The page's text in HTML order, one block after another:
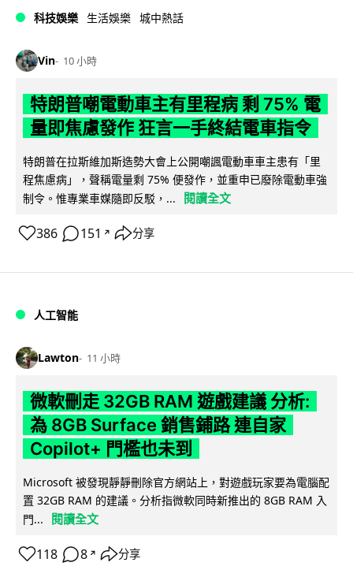
科技娛樂 生活娛樂 城中熱話
Vin 10 小時
特朗普嘲電動車主有里程病 剩 75% 電
量即焦慮發作 狂言一手終結電車指令
特朗普在拉斯維加斯造勢大會上公開嘲諷電動車車主患有「里
程焦慮病」，聲稱電量剩 75% 便發作，並重申已廢除電動車強
制令。惟專業車媒隨即反駁，...
閱讀全文
386 151 ↗ 分享
人工智能
Lawton 11 小時
微軟刪走 32GB RAM 遊戲建議 分析:
為 8GB Surface 銷售鋪路 連自家
Copilot+ 門檻也未到
Microsoft 被發現靜靜刪除官方網站上，對遊戲玩家要為電腦配
置 32GB RAM 的建議。分析指微軟同時新推出的 8GB RAM 入
門...
閱讀全文
118 8 ↗ 分享